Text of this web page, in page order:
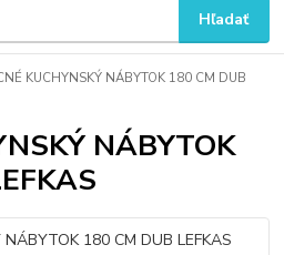
Hľadať
KUCHYNSKÝ NÁBYTOK 180 CM DUB
NÁBYTOK